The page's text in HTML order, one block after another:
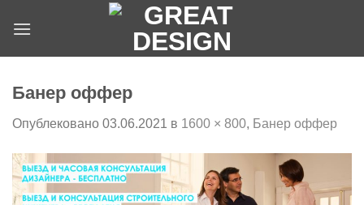
Банер оффер
Опублековано 03.06.2021 в 1600 × 800, Банер оффер